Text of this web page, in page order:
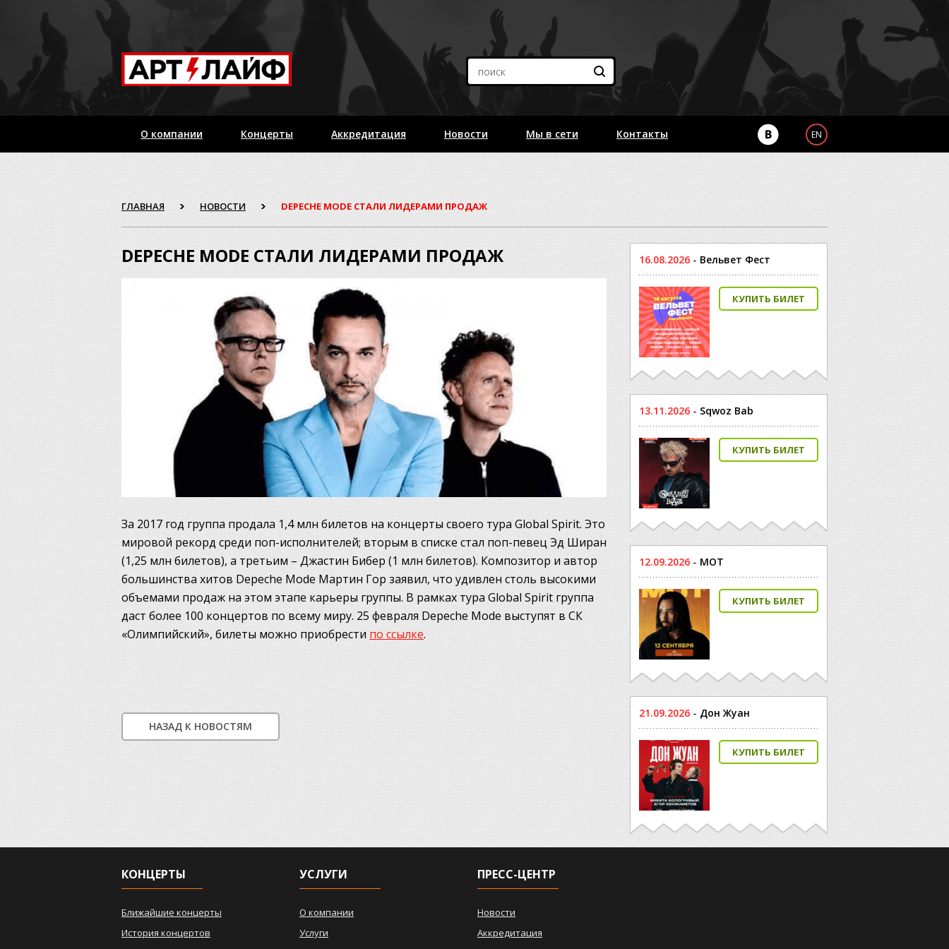
О компании Концерты Аккредитация Новости Мы в сети Контакты EN
ГЛАВНАЯ НОВОСТИ DEPECHE MODE СТАЛИ ЛИДЕРАМИ ПРОДАЖ
DEPECHE MODE СТАЛИ ЛИДЕРАМИ ПРОДАЖ
За 2017 год группа продала 1,4 млн билетов на концерты своего тура Global Spirit. Это
мировой рекорд среди поп-исполнителей; вторым в списке стал поп-певец Эд Ширан
(1,25 млн билетов), а третьим – Джастин Бибер (1 млн билетов). Композитор и автор
большинства хитов Depeche Mode Мартин Гор заявил, что удивлен столь высокими
объемами продаж на этом этапе карьеры группы. В рамках тура Global Spirit группа
даст более 100 концертов по всему миру. 25 февраля Depeche Mode выступят в СК
«Олимпийский», билеты можно приобрести по ссылке.
НАЗАД К НОВОСТЯМ
16.08.2026 - Вельвет Фест
КУПИТЬ БИЛЕТ
13.11.2026 - Sqwoz Bab
КУПИТЬ БИЛЕТ
12.09.2026 - МОТ
КУПИТЬ БИЛЕТ
21.09.2026 - Дон Жуан
КУПИТЬ БИЛЕТ
КОНЦЕРТЫ
Ближайшие концерты
История концертов
УСЛУГИ
О компании
Услуги
ПРЕСС-ЦЕНТР
Новости
Аккредитация